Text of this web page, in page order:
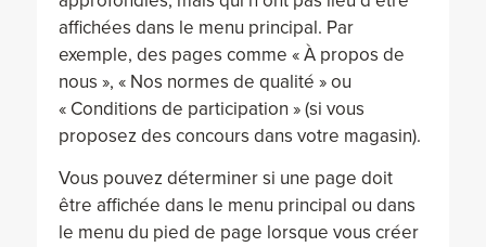
affichées dans le menu principal. Par
exemple, des pages comme « À propos de
nous », « Nos normes de qualité » ou
« Conditions de participation » (si vous
proposez des concours dans votre magasin).
Vous pouvez déterminer si une page doit
être affichée dans le menu principal ou dans
le menu du pied de page lorsque vous créer